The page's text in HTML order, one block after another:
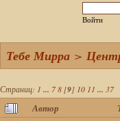
Войти
Тебе Мирра >
Страниц: 1 ... 78 [9] 10 11 ... 37
Автор